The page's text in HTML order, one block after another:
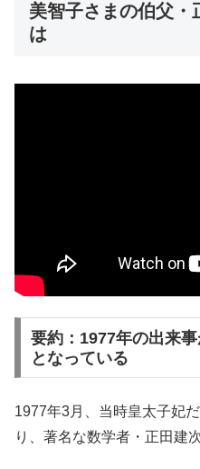
美智子さまの伯父・
は
要約：1977年の出来
となっている
1977年3月、当時皇太子妃
り、著名な数学者・正田建